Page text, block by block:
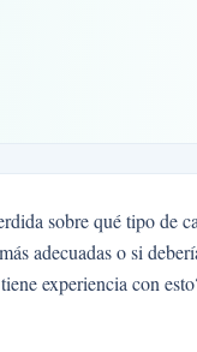
sobre qué tipo de
adecuadas o si
experiencia con